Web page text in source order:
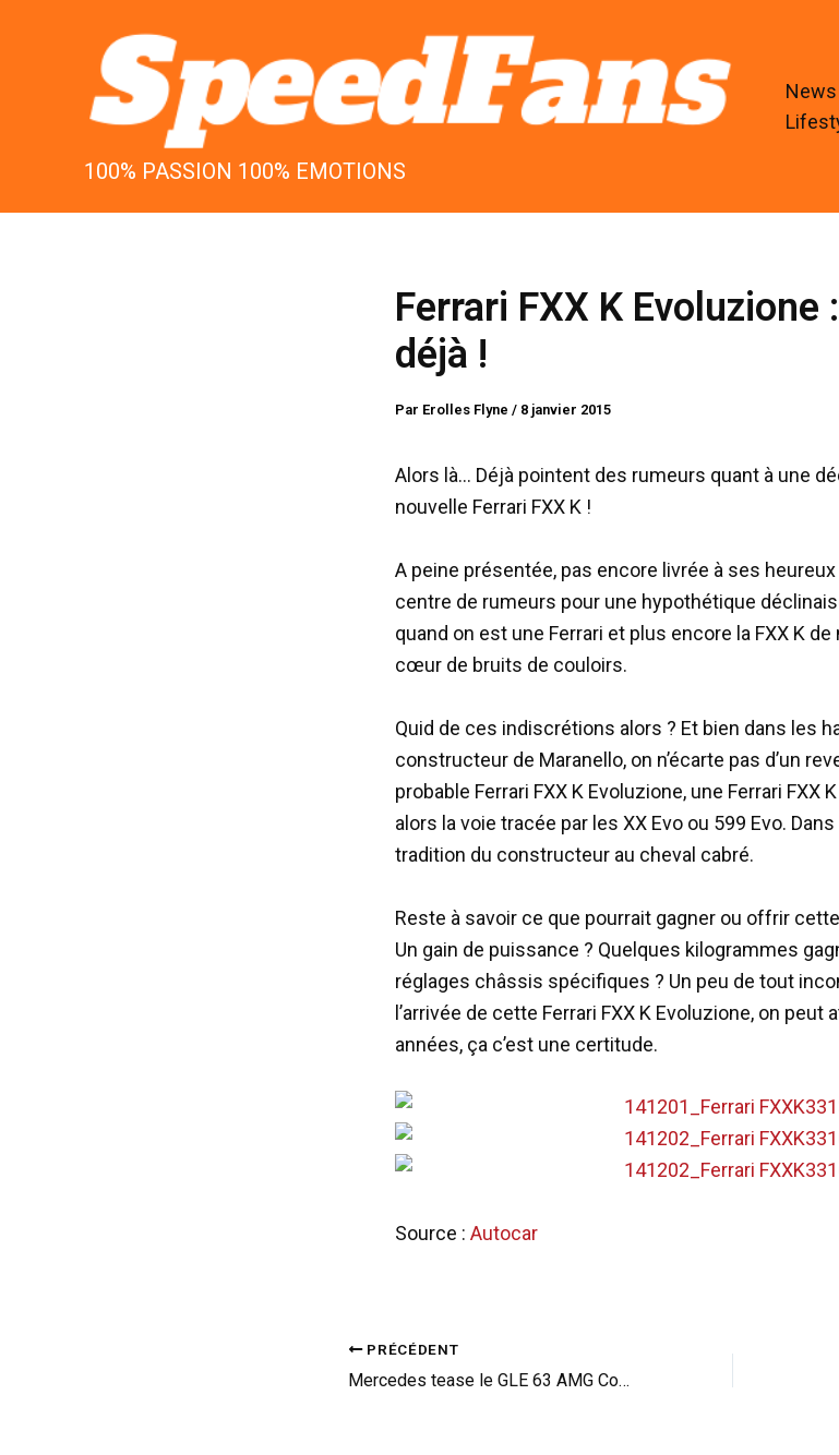
100% PASSION 100% EMOTIONS
News
Ferrari FXX K Evoluzione
déjà !
Par Erolles Flyne / 8 janvier 2015
Alors là… Déjà pointent des rumeurs quant à une
nouvelle Ferrari FXX K !
A peine présentée, pas encore livrée à ses
centre de rumeurs pour une hypothétique
quand on est une Ferrari et plus encore la FXX K
cœur de bruits de couloirs.
Quid de ces indiscrétions alors ? Et bien dans les
constructeur de Maranello, on n’écarte pas d’un
probable Ferrari FXX K Evoluzione, une Ferrari FXX
alors la voie tracée par les XX Evo ou 599 Evo.
tradition du constructeur au cheval cabré.
Reste à savoir ce que pourrait gagner ou offrir
Un gain de puissance ? Quelques kilogrammes
réglages châssis spécifiques ? Un peu de tout
l’arrivée de cette Ferrari FXX K Evoluzione, on
années, ça c’est une certitude.
Source : Autocar
PRÉCÉDENT
Mercedes tease le GLE 63 AMG Coupé